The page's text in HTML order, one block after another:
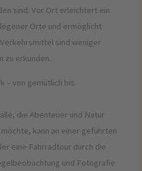
sind. Vor Ort erleichtert ein
Orte und ermöglicht
sind weniger
zu erkunden.
– von gemütlich bis
die Abenteuer und Natur
kann an einer geführten
eine Fahrradtour durch die
und Fotografie